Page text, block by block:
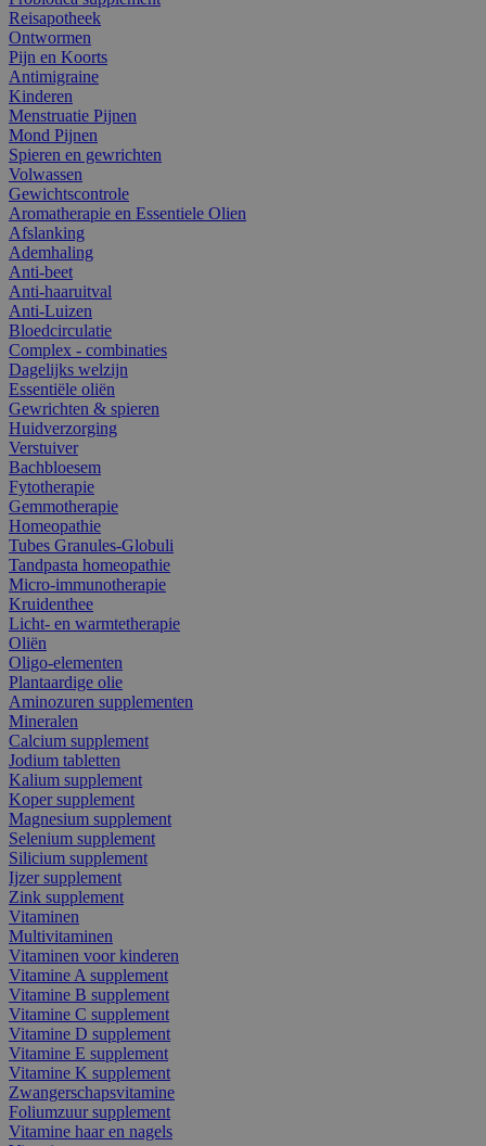
Reisapotheek
Ontwormen
Pijn en Koorts
Antimigraine
Kinderen
Menstruatie Pijnen
Mond Pijnen
Spieren en gewrichten
Volwassen
Gewichtscontrole
Aromatherapie en Essentiele Olien
Afslanking
Ademhaling
Anti-beet
Anti-haaruitval
Anti-Luizen
Bloedcirculatie
Complex - combinaties
Dagelijks welzijn
Essentiële oliën
Gewrichten & spieren
Huidverzorging
Verstuiver
Bachbloesem
Fytotherapie
Gemmotherapie
Homeopathie
Tubes Granules-Globuli
Tandpasta homeopathie
Micro-immunotherapie
Kruidenthee
Licht- en warmtetherapie
Oliën
Oligo-elementen
Plantaardige olie
Aminozuren supplementen
Mineralen
Calcium supplement
Jodium tabletten
Kalium supplement
Koper supplement
Magnesium supplement
Selenium supplement
Silicium supplement
Ijzer supplement
Zink supplement
Vitaminen
Multivitaminen
Vitaminen voor kinderen
Vitamine A supplement
Vitamine B supplement
Vitamine C supplement
Vitamine D supplement
Vitamine E supplement
Vitamine K supplement
Zwangerschapsvitamine
Foliumzuur supplement
Vitamine haar en nagels